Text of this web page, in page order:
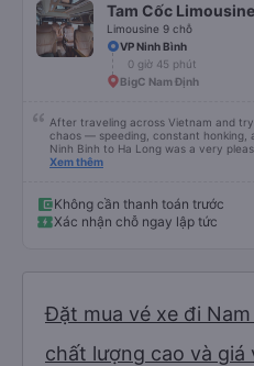
Tam Cốc Limousine
Limousine 9 chỗ
VP Ninh Bình
0 giờ 45 phút
BigC Nam Định
After traveling across Vietnam and
chaos — speeding, constant honking, and
Ninh Binh to Ha Long was a very pleasant surprise.
drove safely, didn’t speed, and
offered to drop us off at our hotel in
hassle. A truly comfortable trip for the whole family. I’m glad I chose this
service and can confidently recommend it. } Sau khi đi nhiều nơi ở
còn chủ động đề nghị đưa chúng tôi
kiệm thời gian và tránh phiền toái. Một chuyến đi rất thoải mái cho cả gia
Xem thêm
Không cần thanh toán trước
Xác nhận chỗ ngay lập tức
Đặt mua vé xe đi
chất lượng cao và giá